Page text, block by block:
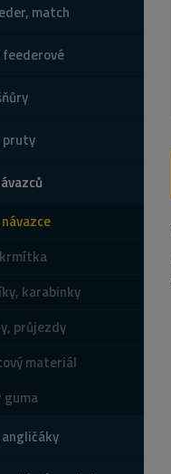
match
feederové
pruty
karabinky
průjezdy
materiál
guma